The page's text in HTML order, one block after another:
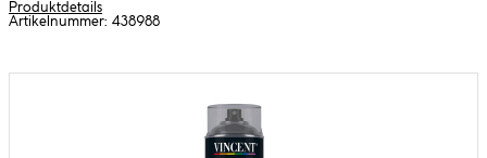
Produktdetails
Artikelnummer: 438988